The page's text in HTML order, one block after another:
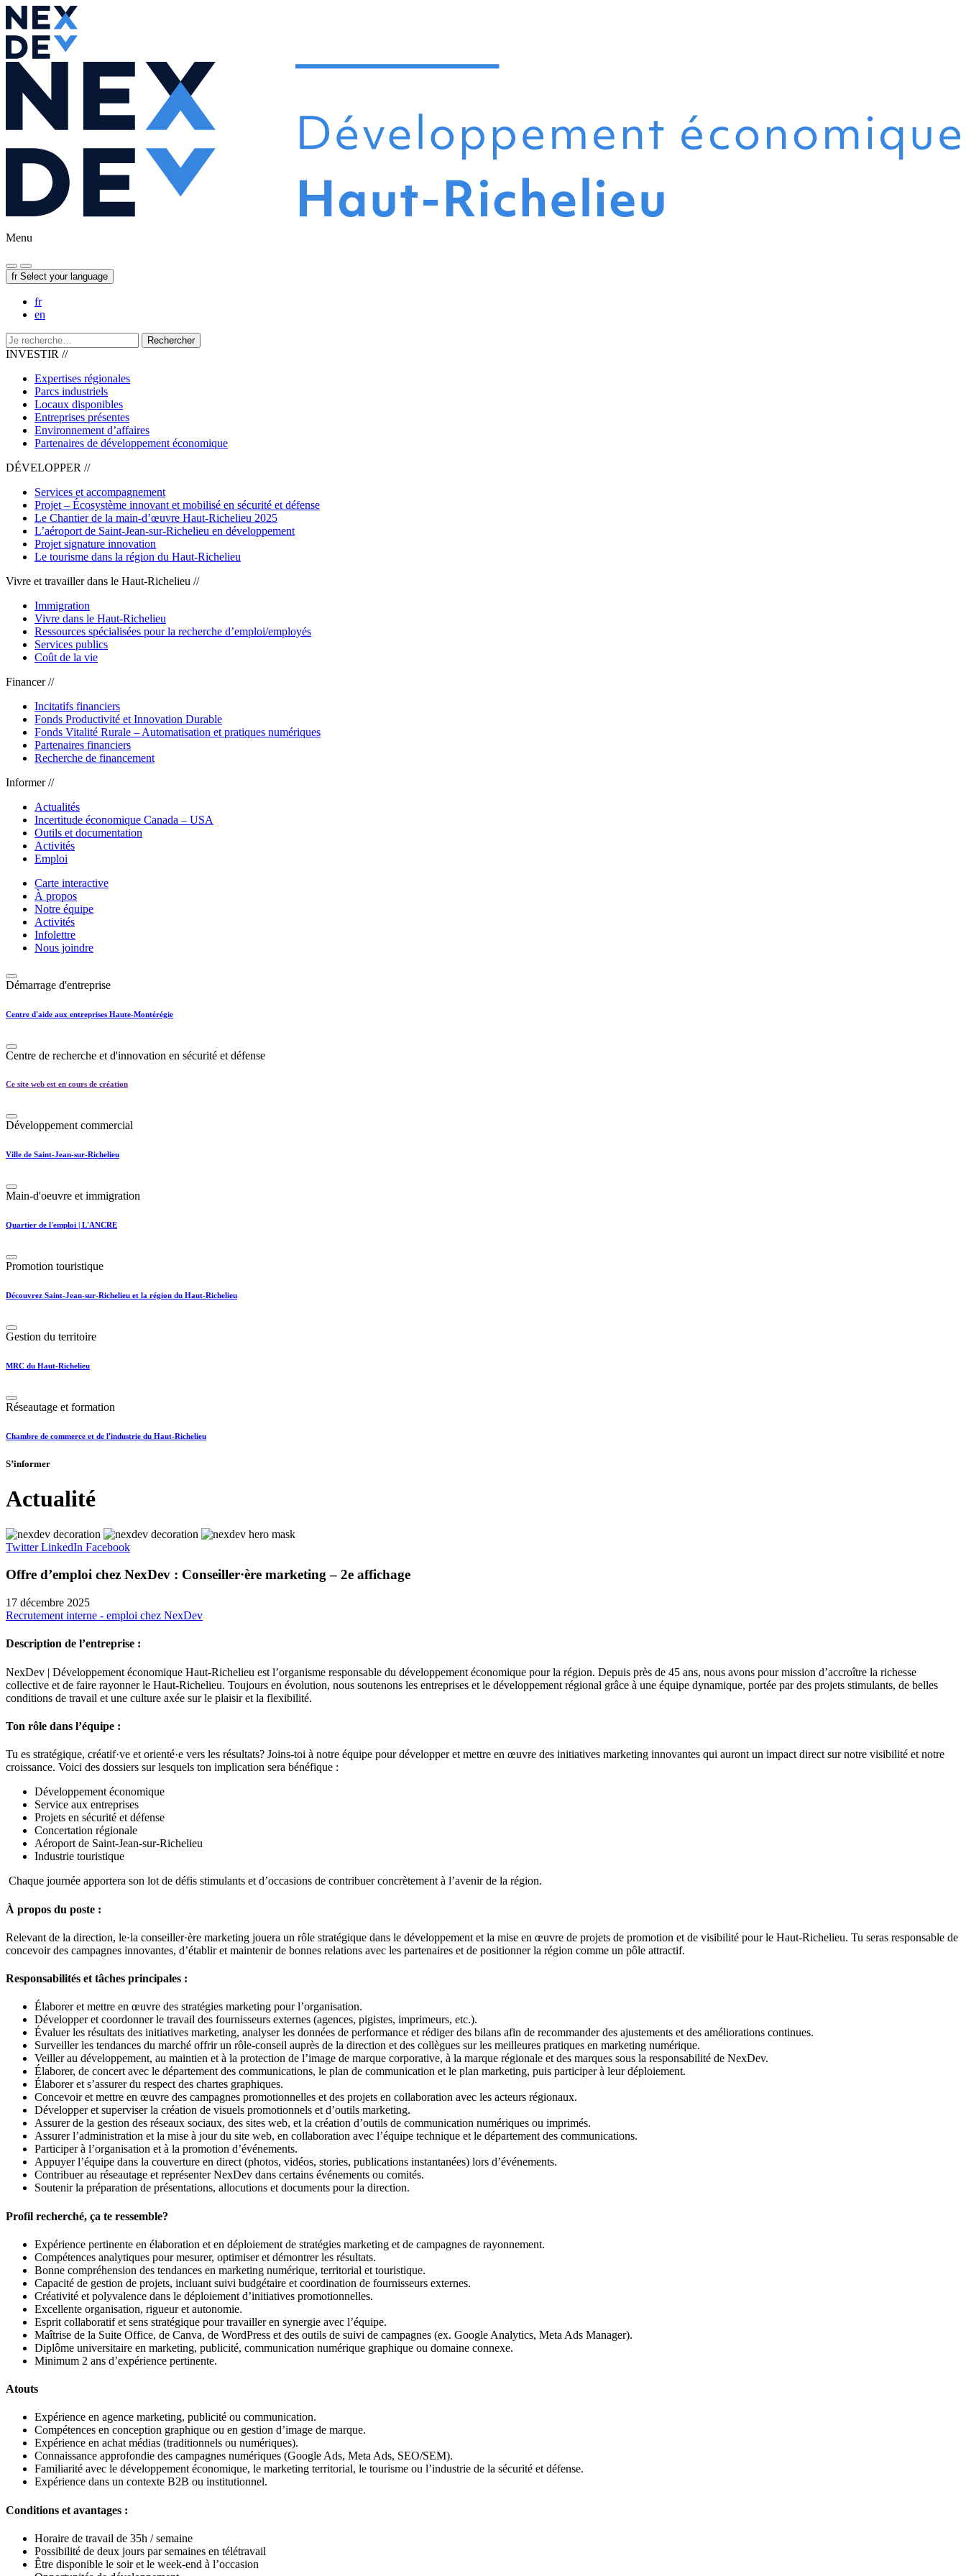
Menu
fr Select your language
fr
en
Rechercher
INVESTIR //
Expertises régionales
Parcs industriels
Locaux disponibles
Entreprises présentes
Environnement d’affaires
Partenaires de développement économique
DÉVELOPPER //
Services et accompagnement
Projet – Écosystème innovant et mobilisé en sécurité et défense
Le Chantier de la main-d’œuvre Haut-Richelieu 2025
L’aéroport de Saint-Jean-sur-Richelieu en développement
Projet signature innovation
Le tourisme dans la région du Haut-Richelieu
Vivre et travailler dans le Haut-Richelieu //
Immigration
Vivre dans le Haut-Richelieu
Ressources spécialisées pour la recherche d’emploi/employés
Services publics
Coût de la vie
Financer //
Incitatifs financiers
Fonds Productivité et Innovation Durable
Fonds Vitalité Rurale – Automatisation et pratiques numériques
Partenaires financiers
Recherche de financement
Informer //
Actualités
Incertitude économique Canada – USA
Outils et documentation
Activités
Emploi
Carte interactive
À propos
Notre équipe
Activités
Infolettre
Nous joindre
Démarrage d'entreprise
Centre d'aide aux entreprises Haute-Montérégie
Centre de recherche et d'innovation en sécurité et défense
Ce site web est en cours de création
Développement commercial
Ville de Saint-Jean-sur-Richelieu
Main-d'oeuvre et immigration
Quartier de l'emploi | L'ANCRE
Promotion touristique
Découvrez Saint-Jean-sur-Richelieu et la région du Haut-Richelieu
Gestion du territoire
MRC du Haut-Richelieu
Réseautage et formation
Chambre de commerce et de l'industrie du Haut-Richelieu
S’informer
Actualité
Twitter LinkedIn Facebook
Offre d’emploi chez NexDev : Conseiller·ère marketing – 2e affichage
17 décembre 2025
Recrutement interne - emploi chez NexDev
Description de l’entreprise :
NexDev | Développement économique Haut-Richelieu est l’organisme responsable du développement économique pour la région. Depuis près de 45 ans, nous avons pour mission d’accroître la richesse
collective et de faire rayonner le Haut-Richelieu. Toujours en évolution, nous soutenons les entreprises et le développement régional grâce à une équipe dynamique, portée par des projets stimulants, de belles
conditions de travail et une culture axée sur le plaisir et la flexibilité.
Ton rôle dans l’équipe :
Tu es stratégique, créatif·ve et orienté·e vers les résultats? Joins-toi à notre équipe pour développer et mettre en œuvre des initiatives marketing innovantes qui auront un impact direct sur notre visibilité et notre
croissance. Voici des dossiers sur lesquels ton implication sera bénéfique :
Développement économique
Service aux entreprises
Projets en sécurité et défense
Concertation régionale
Aéroport de Saint-Jean-sur-Richelieu
Industrie touristique
Chaque journée apportera son lot de défis stimulants et d’occasions de contribuer concrètement à l’avenir de la région.
À propos du poste :
Relevant de la direction, le·la conseiller·ère marketing jouera un rôle stratégique dans le développement et la mise en œuvre de projets de promotion et de visibilité pour le Haut-Richelieu. Tu seras responsable de
concevoir des campagnes innovantes, d’établir et maintenir de bonnes relations avec les partenaires et de positionner la région comme un pôle attractif.
Responsabilités et tâches principales :
Élaborer et mettre en œuvre des stratégies marketing pour l’organisation.
Développer et coordonner le travail des fournisseurs externes (agences, pigistes, imprimeurs, etc.).
Évaluer les résultats des initiatives marketing, analyser les données de performance et rédiger des bilans afin de recommander des ajustements et des améliorations continues.
Surveiller les tendances du marché offrir un rôle-conseil auprès de la direction et des collègues sur les meilleures pratiques en marketing numérique.
Veiller au développement, au maintien et à la protection de l’image de marque corporative, à la marque régionale et des marques sous la responsabilité de NexDev.
Élaborer, de concert avec le département des communications, le plan de communication et le plan marketing, puis participer à leur déploiement.
Élaborer et s’assurer du respect des chartes graphiques.
Concevoir et mettre en œuvre des campagnes promotionnelles et des projets en collaboration avec les acteurs régionaux.
Développer et superviser la création de visuels promotionnels et d’outils marketing.
Assurer de la gestion des réseaux sociaux, des sites web, et la création d’outils de communication numériques ou imprimés.
Assurer l’administration et la mise à jour du site web, en collaboration avec l’équipe technique et le département des communications.
Participer à l’organisation et à la promotion d’événements.
Appuyer l’équipe dans la couverture en direct (photos, vidéos, stories, publications instantanées) lors d’événements.
Contribuer au réseautage et représenter NexDev dans certains événements ou comités.
Soutenir la préparation de présentations, allocutions et documents pour la direction.
Profil recherché, ça te ressemble?
Expérience pertinente en élaboration et en déploiement de stratégies marketing et de campagnes de rayonnement.
Compétences analytiques pour mesurer, optimiser et démontrer les résultats.
Bonne compréhension des tendances en marketing numérique, territorial et touristique.
Capacité de gestion de projets, incluant suivi budgétaire et coordination de fournisseurs externes.
Créativité et polyvalence dans le déploiement d’initiatives promotionnelles.
Excellente organisation, rigueur et autonomie.
Esprit collaboratif et sens stratégique pour travailler en synergie avec l’équipe.
Maîtrise de la Suite Office, de Canva, de WordPress et des outils de suivi de campagnes (ex. Google Analytics, Meta Ads Manager).
Diplôme universitaire en marketing, publicité, communication numérique graphique ou domaine connexe.
Minimum 2 ans d’expérience pertinente.
Atouts
Expérience en agence marketing, publicité ou communication.
Compétences en conception graphique ou en gestion d’image de marque.
Expérience en achat médias (traditionnels ou numériques).
Connaissance approfondie des campagnes numériques (Google Ads, Meta Ads, SEO/SEM).
Familiarité avec le développement économique, le marketing territorial, le tourisme ou l’industrie de la sécurité et défense.
Expérience dans un contexte B2B ou institutionnel.
Conditions et avantages :
Horaire de travail de 35h / semaine
Possibilité de deux jours par semaines en télétravail
Être disponible le soir et le week-end à l’occasion